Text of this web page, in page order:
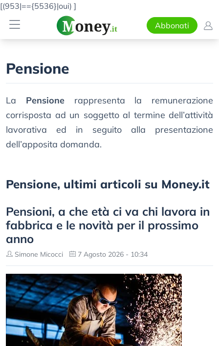
[(953|=={5536}|oui) ]
Abbonati
Pensione
La Pensionerappresenta la remunerazione
corrisposta ad un soggetto al termine dell’attività
lavorativa ed in seguito alla presentazione
dell’apposita domanda.
Pensione, ultimi articoli su Money.it
Pensioni, a che età ci va chi lavora in
fabbrica e le novità per il prossimo
anno
Simone Micocci 7 Agosto 2026 - 10:34